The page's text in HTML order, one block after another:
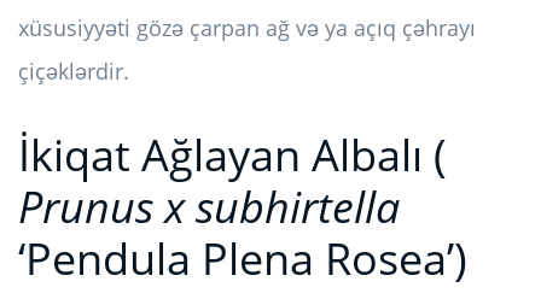
xüsusiyyəti gözə çarpan ağ və ya açıq çəhrayı
çiçəklərdir.
İkiqat Ağlayan Albalı (
Prunus x subhirtella
‘Pendula Plena Rosea’)